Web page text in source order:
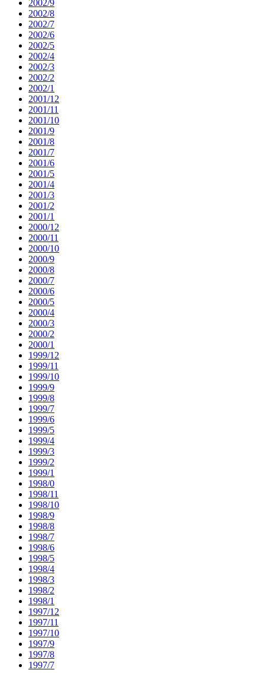
2002/9
2002/8
2002/7
2002/6
2002/5
2002/4
2002/3
2002/2
2002/1
2001/12
2001/11
2001/10
2001/9
2001/8
2001/7
2001/6
2001/5
2001/4
2001/3
2001/2
2001/1
2000/12
2000/11
2000/10
2000/9
2000/8
2000/7
2000/6
2000/5
2000/4
2000/3
2000/2
2000/1
1999/12
1999/11
1999/10
1999/9
1999/8
1999/7
1999/6
1999/5
1999/4
1999/3
1999/2
1999/1
1998/0
1998/11
1998/10
1998/9
1998/8
1998/7
1998/6
1998/5
1998/4
1998/3
1998/2
1998/1
1997/12
1997/11
1997/10
1997/9
1997/8
1997/7